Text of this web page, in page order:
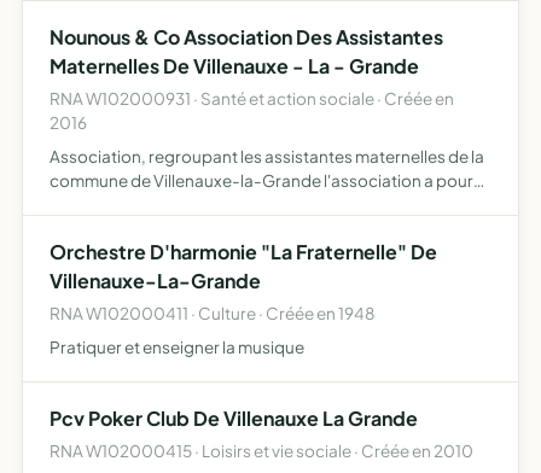
Nounous & Co Association Des Assistantes
Maternelles De Villenauxe - La - Grande
RNA W102000931 · Santé et action sociale · Créée en
2016
Association, regroupant les assistantes maternelles de la
commune de Villenauxe-la-Grande l'association a pour
Orchestre D'harmonie "La Fraternelle" De
Villenauxe-La-Grande
RNA W102000411 · Culture · Créée en 1948
Pratiquer et enseigner la musique
Pcv Poker Club De Villenauxe La Grande
RNA W102000415 · Loisirs et vie sociale · Créée en 2010